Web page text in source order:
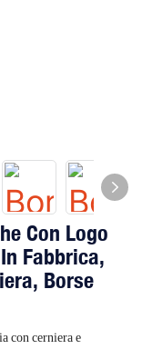
Con Logo
Fabbrica,
Borse
con cerniera e